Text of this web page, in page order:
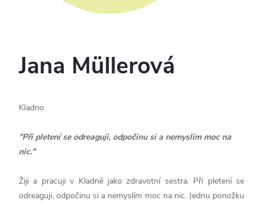
Jana Müllerová
Kladno
"Při pletení se odreaguji, odpočinu si a nemyslím moc na
nic."
Žiji a pracuji v Kladně jako zdravotní sestra. Při pletení se
odreaguji, odpočinu si a nemyslím moc na nic. Jednu ponožku